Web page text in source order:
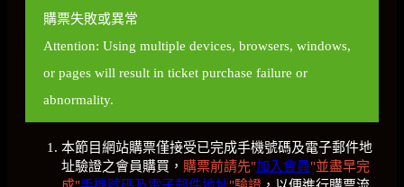
購票失敗或異常
Attention: Using multiple devices, browsers, windows,
or pages will result in ticket purchase failure or
abnormality.
本節目網站購票僅接受已完成手機號碼及電子郵件地
址驗證之會員購買， 購票前請先"加入會員"並盡早完